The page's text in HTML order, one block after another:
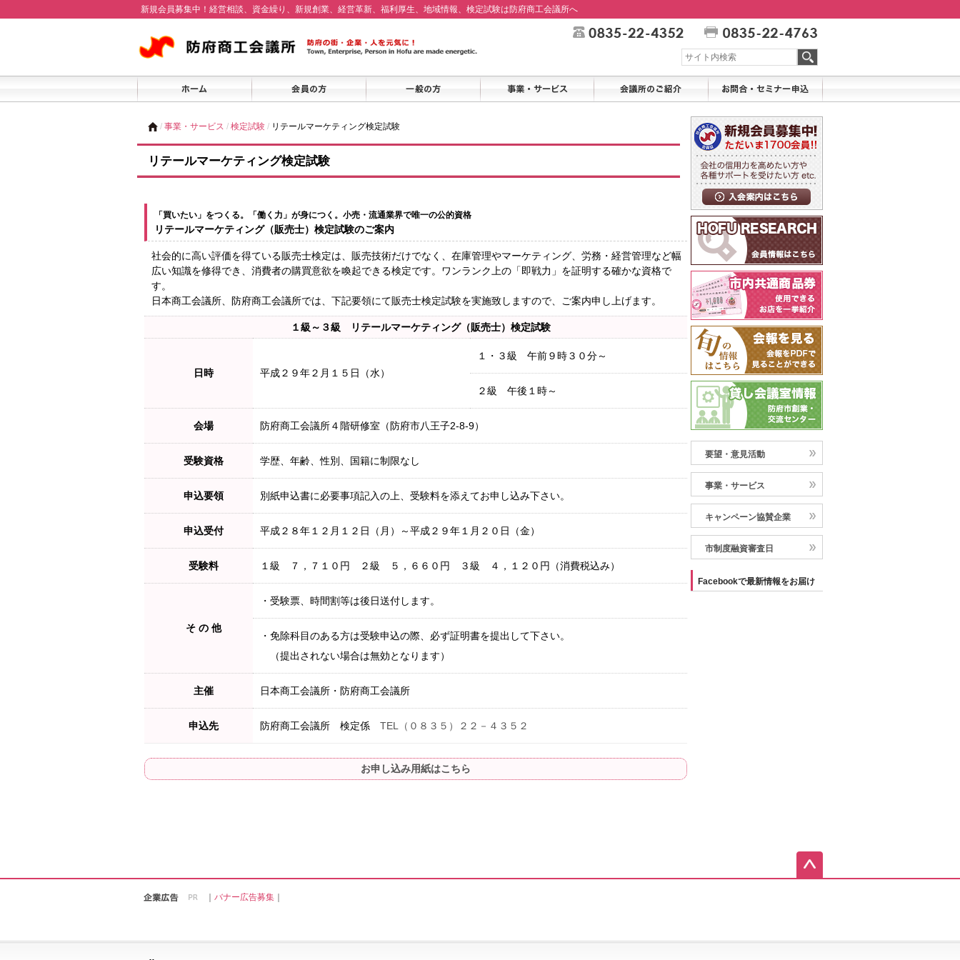
新規会員募集中！経営相談、資金繰り、新規創業、経営革新、福利厚生、地域情報、検定試験は防府商工会議所へ
/ 事業・サービス / 検定試験 / リテールマーケティング検定試験
リテールマーケティング検定試験
「買いたい」をつくる。「働く力」が身につく。小売・流通業界で唯一の公的資格
リテールマーケティング（販売士）検定試験のご案内
社会的に高い評価を得ている販売士検定は、販売技術だけでなく、在庫管理やマーケティング、労務・経営管理など幅
広い知識を修得でき、消費者の購買意欲を喚起できる検定です。ワンランク上の「即戦力」を証明する確かな資格で
す。
日本商工会議所、防府商工会議所では、下記要領にて販売士検定試験を実施致しますので、ご案内申し上げます。
１級～３級 リテールマーケティング（販売士）検定試験
日時 平成２９年２月１５日（水）
１・３級 午前９時３０分～
２級 午後１時～
会場 防府商工会議所４階研修室（防府市八王子2-8-9）
受験資格 学歴、年齢、性別、国籍に制限なし
申込要領 別紙申込書に必要事項記入の上、受験料を添えてお申し込み下さい。
申込受付 平成２８年１２月１２日（月）～平成２９年１月２０日（金）
受験料 １級 ７，７１０円 ２級 ５，６６０円 ３級 ４，１２０円（消費税込み）
そ の 他
・受験票、時間割等は後日送付します。
・免除科目のある方は受験申込の際、必ず証明書を提出して下さい。
（提出されない場合は無効となります）
主催 日本商工会議所・防府商工会議所
申込先 防府商工会議所 検定係 TEL（０８３５）２２－４３５２
お申し込み用紙はこちら
要望・意見活動
事業・サービス
キャンペーン協賛企業
市制度融資審査日
Facebookで最新情報をお届け
｜ バナー広告募集 ｜